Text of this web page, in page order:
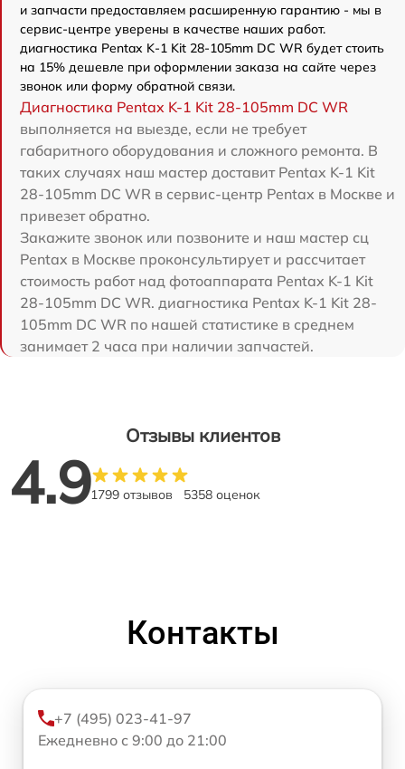
и запчасти предоставляем расширенную гарантию - мы в
сервис-центре уверены в качестве наших работ.
диагностика Pentax K-1 Kit 28-105mm DC WR будет стоить
на 15% дешевле при оформлении заказа на сайте через
звонок или форму обратной связи.
Диагностика Pentax K-1 Kit 28-105mm DC WR
выполняется на выезде, если не требует
габаритного оборудования и сложного ремонта. В
таких случаях наш мастер доставит Pentax K-1 Kit
28-105mm DC WR в сервис-центр Pentax в Москве и
привезет обратно.
Закажите звонок или позвоните и наш мастер сц
Pentax в Москве проконсультирует и рассчитает
стоимость работ над фотоаппарата Pentax K-1 Kit
28-105mm DC WR. диагностика Pentax K-1 Kit 28-
105mm DC WR по нашей статистике в среднем
занимает 2 часа при наличии запчастей.
Отзывы клиентов
4.91799 отзывов 5358 оценок
Контакты
+7 (495) 023-41-97
Ежедневно с 9:00 до 21:00